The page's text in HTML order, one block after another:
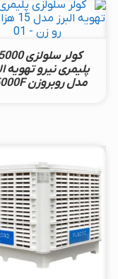
کولر سلولزی
پلیمری نیرو تهویه
مدل روبروزن 15000F